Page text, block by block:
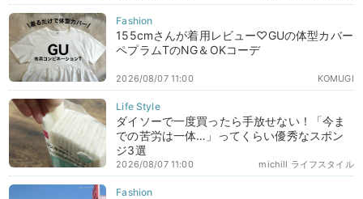
155cmさんが着用レビュー♡GUの体型カバー
ペプラムTのNG＆OKコーデ
KOMUGI
2026/08/07 11:00
ダイソーで一度買ったら手放せない！「今ま
での苦労は一体…」ってくらい優秀なスポン
ジ3選
michill ライフスタイル
2026/08/07 11:00